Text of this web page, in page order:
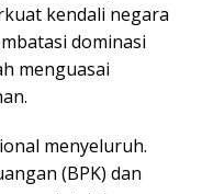
kendali negara
dominasi
menguasai
menyeluruh.
(BPK) dan